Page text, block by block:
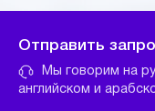
Отправить
Мы говорим на
английском и